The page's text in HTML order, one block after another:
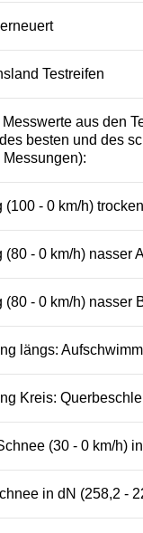
Testreifen
aus den
besten und des
(100 - 0 km/h)
(80 - 0 km/h) nasser
(80 - 0 km/h) nasser
längs:
Kreis:
(30 - 0 km/h)
in dN (258,2 -